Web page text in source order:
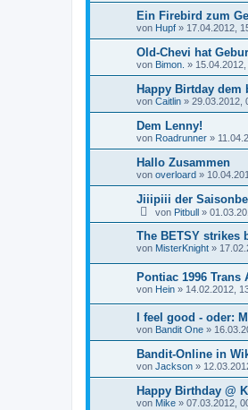
Ein Firebird zum
von Hupf » 17.04.2012,
Old-Chevi hat
von Bimon. » 15.04.2012,
Happy Birtday dem
von Caitlin » 29.03.2012,
Dem Lenny!
von Roadrunner »
Hallo Zusammen
von overloard »
Jiiipiii der
von Pitbull »
The BETSY strikes
von MisterKnight »
Pontiac 1996 Trans
von Hein » 14.02.2012,
I feel good - oder:
von Bandit One »
Bandit-Online in
von Jackson »
Happy Birthday @
von Mike » 07.03.2012,